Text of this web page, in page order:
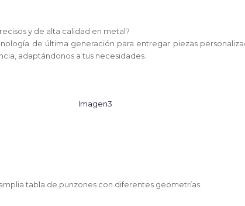
y de alta calidad en metal?
de última generación para entregar piezas
adaptándonos a tus necesidades.
tabla de punzones con diferentes geometrías.